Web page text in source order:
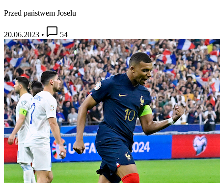
Przed państwem Joselu
20.06.2023 • 54